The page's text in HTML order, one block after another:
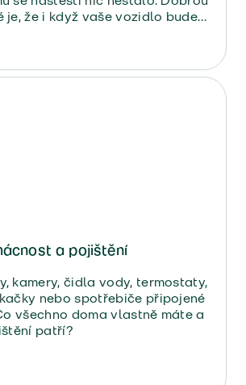
je, že i když vaše vozidlo bude v
zaplatí povinné ručení viníka.
a pojištění
kamery, čidla vody, termostaty,
nebo spotřebiče připojené
všechno doma vlastně máte a
patří?